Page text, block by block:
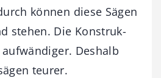
können diese Sägen
stehen. Die Kon­struk­
Deshalb
­teurer.